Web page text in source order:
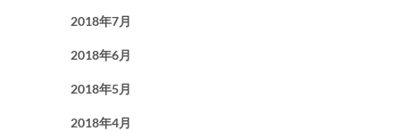
2018年7月
2018年6月
2018年5月
2018年4月